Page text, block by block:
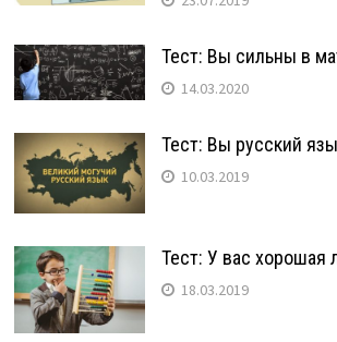
Тест: Вы сильны в
14.03.2020
Тест: Вы русский
10.03.2019
Тест: У вас хорошая
18.03.2019